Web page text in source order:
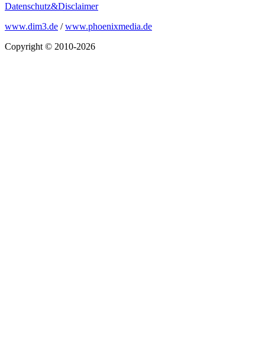
Datenschutz&Disclaimer
www.dim3.de /www.phoenixmedia.de
Copyright © 2010-2026